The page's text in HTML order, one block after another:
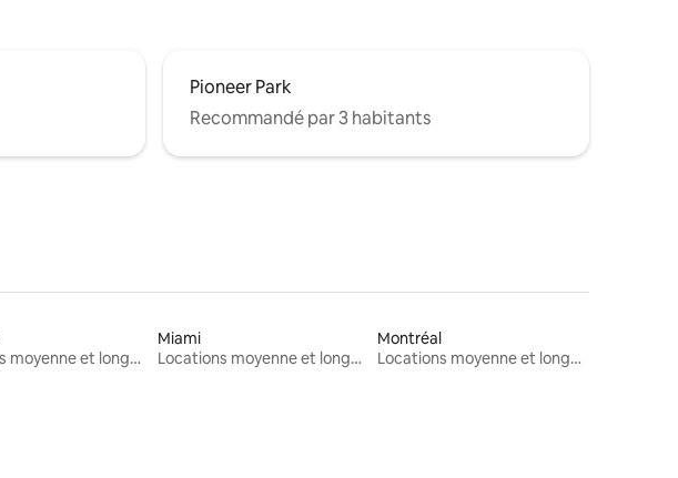
Pioneer Park
Recommandé par 3 habitants
Locations moyenne et longue durée
Miami
Locations moyenne et longue durée
Montréal
Locations moyenne et longue durée